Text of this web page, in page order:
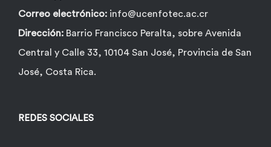
Correo electrónico: info@ucenfotec.ac.cr
Dirección: Barrio Francisco Peralta, sobre Avenida
Central y Calle 33, 10104 San José, Provincia de San
José, Costa Rica.
REDES SOCIALES